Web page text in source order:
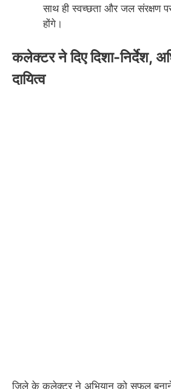
साथ ही स्वच्छता और जल संरक्षण
होंगे।
कलेक्टर ने दिए दिशा-निर्देश,
दायित्व
जिले के कलेक्टर ने अभियान को सफल